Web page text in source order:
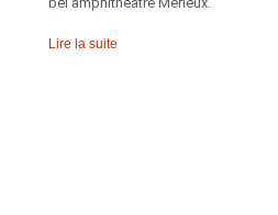
Lire la suite